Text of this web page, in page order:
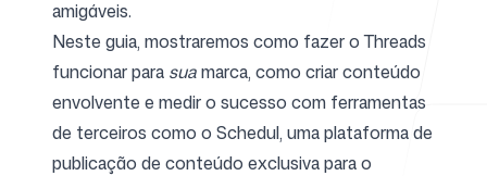
Preços
amigáveis.
Neste guia, mostraremos como fazer o Threads
funcionar para suamarca, como criar conteúdo
envolvente e medir o sucesso com ferramentas
de terceiros como o Schedul, uma plataforma de
publicação de conteúdo exclusiva para o